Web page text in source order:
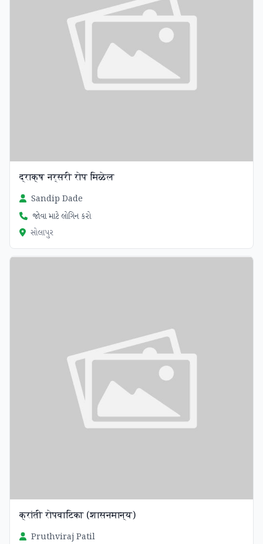
द्राक्ष नर्सरी रोप मिळेल
Sandip Dade
જોવા માટે લોગિન કરો
સોલાપુર
क्रांती रोपवाटिका (शासनमान्य)
Pruthviraj Patil